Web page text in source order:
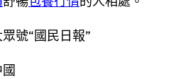
號“國民日報”